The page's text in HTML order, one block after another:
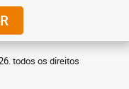
todos os direitos